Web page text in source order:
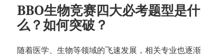
BBO生物竞赛四大必考题型是什
么？如何突破？
随着医学、生物等领域的飞速发展，相关专业也逐渐